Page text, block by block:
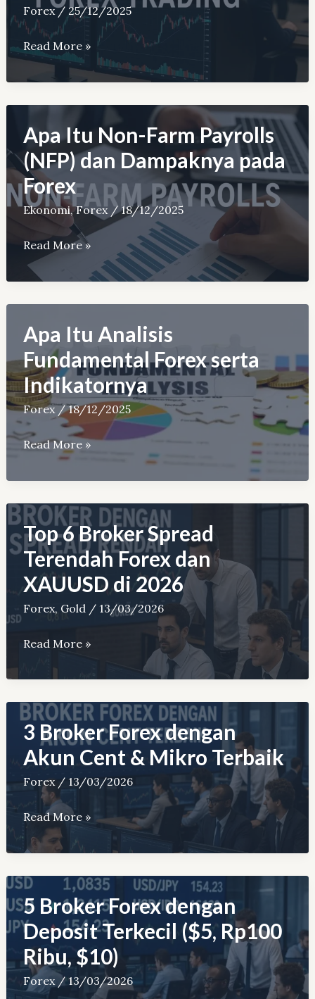
Forex/ 25/12/2025
Tips
Trading
Forex
Pemula,
Modal
Kecil,
dan
Profit
Konsisten
Read More »
Apa Itu Non-Farm Payrolls
(NFP) dan Dampaknya pada
Forex
Ekonomi,Forex/18/12/2025
Apa
Itu
Non-
Farm
Payrolls
(NFP)
dan
Dampaknya
pada
Forex
Read More »
Apa Itu Analisis
Fundamental Forex serta
Indikatornya
Forex/18/12/2025
Apa
Analisis
Fundamental
Forex
serta
Indikatornya
Read More »
Top 6 Broker Spread
Terendah Forex dan
XAUUSD di 2026
Forex, Gold / 13/03/2026
Top
Broker
Spread
Terendah
Forex
dan
XAUUSD
2026
Read More »
3 Broker Forex dengan
Akun Cent & Mikro Terbaik
Forex/ 13/03/2026
3
Broker
Forex
dengan
Akun
Cent
&
Mikro
Terbaik
Read More »
5 Broker Forex dengan
Deposit Terkecil ($5, Rp100
Ribu, $10)
Forex/13/03/2026